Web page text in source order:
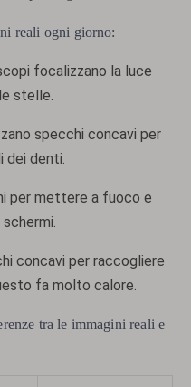
reali ogni giorno:
focalizzano la luce
stelle.
specchi concavi per
dei denti.
per mettere a fuoco e
concavi per raccogliere
fa molto calore.
tra le immagini reali e